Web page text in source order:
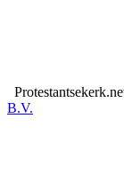
B.V.